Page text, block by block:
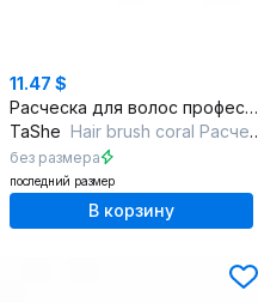
11.47 $
Расческа для волос профессиональная яркий и лаконичный дизайн
TaShe Hair brush coral Расческа для волос
без размера
последний размер
В корзину